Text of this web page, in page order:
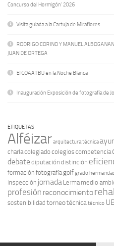
Concurso del Hormigón’ 2026
Visita guiada a la Cartuja de Miraflores
RODRIGO CORINO Y MANUEL
JUAN DE ORTEGA
El COAATBU en la Noche Blanca
Inauguración Exposición de fotografía de
ETIQUETAS
Alféizararquitectura técnica
charlacolegiado colegioscompetencia
debatediputación distinción
formación fotografía golfgrado
inspección jornada Lerma medio
profesión reconocimiento
sostenibilidad torneotécnicatécnico